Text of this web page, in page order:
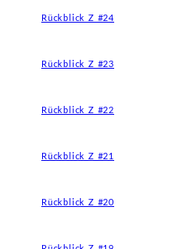
Rückblick Z #24
Rückblick Z #23
Rückblick Z #22
Rückblick Z #21
Rückblick Z #20